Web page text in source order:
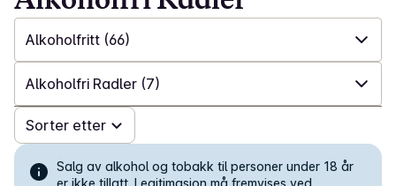
Alkoholfritt (66)
✓ Alle (825)
✓ Alkoholfritt
Alkoholfri Radler (7)
✓ Alle (66)
✓ Alkoholfri Sparkling tea og Botanisk (15)
Sorter etter
Salg av alkohol og tobakk til personer under 18 år
er ikke tillatt. Legitimasjon må fremvises ved